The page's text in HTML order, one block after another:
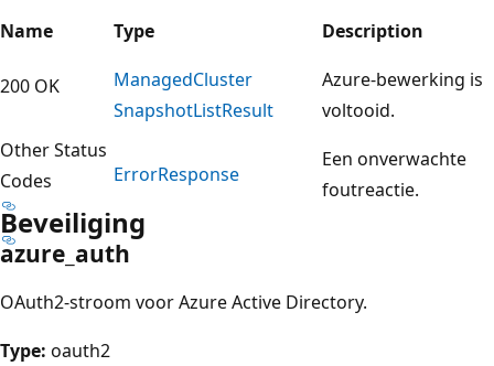
Name Type Description
200 OK ManagedCluster
SnapshotListResult
Azure-bewerking is
voltooid.
Other Status
Codes
ErrorResponse
Een onverwachte
foutreactie.
Beveiliging
azure_auth
OAuth2-stroom voor Azure Active Directory.
Type: oauth2